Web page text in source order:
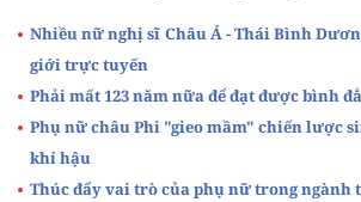
Nhiều nữ nghị sĩ Châu Á - Thái Bình
giới trực tuyến
Phải mất 123 năm nữa để đạt được bình
Phụ nữ châu Phi "gieo mầm" chiến lược
khí hậu
Thúc đẩy vai trò của phụ nữ trong ngành